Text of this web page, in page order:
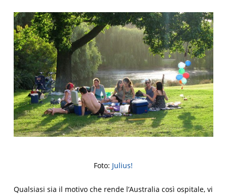
Foto: Julius!
Qualsiasi sia il motivo che rende l’Australia così ospitale, vi